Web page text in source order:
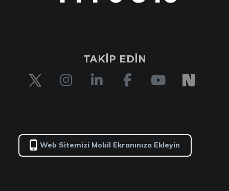
TAKİP EDİN
Web Sitemizi Mobil Ekranınıza Ekleyin